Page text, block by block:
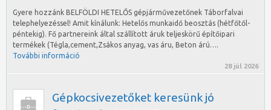
Gyere hozzánk BELFÖLDI HETELŐS gépjárművezetőnek Táborfalvai
telephelyezéssel! Amit kínálunk: Hetelős munkaidő beosztás (hétfőtől-
péntekig). Fő partnereink által szállított áruk teljeskörű építőipari
termékek (Tégla,cement,Zsákos anyag, vas áru, Beton árú….
További információ
28 júl 2026
Gépkocsivezetőket keresünk jó